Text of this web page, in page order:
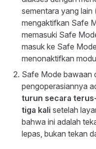
sementara yang
mengaktifkan Safe
memasuki Safe
masuk ke Safe
menonaktifkan
Safe Mode bawaan
pengoperasiannya
turun secara
tiga kali setelah
bahwa ini adalah
lepas, bukan tekan